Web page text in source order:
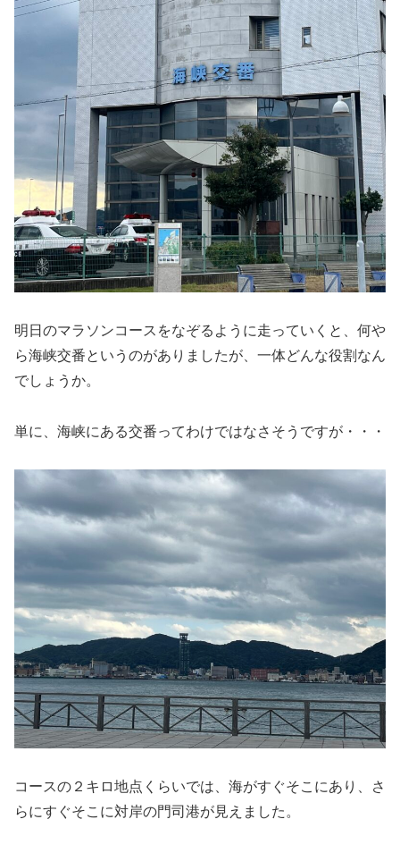
明日のマラソンコースをなぞるように走っていくと、何や
ら海峡交番というのがありましたが、一体どんな役割なん
でしょうか。
単に、海峡にある交番ってわけではなさそうですが・・・
コースの２キロ地点くらいでは、海がすぐそこにあり、さ
らにすぐそこに対岸の門司港が見えました。